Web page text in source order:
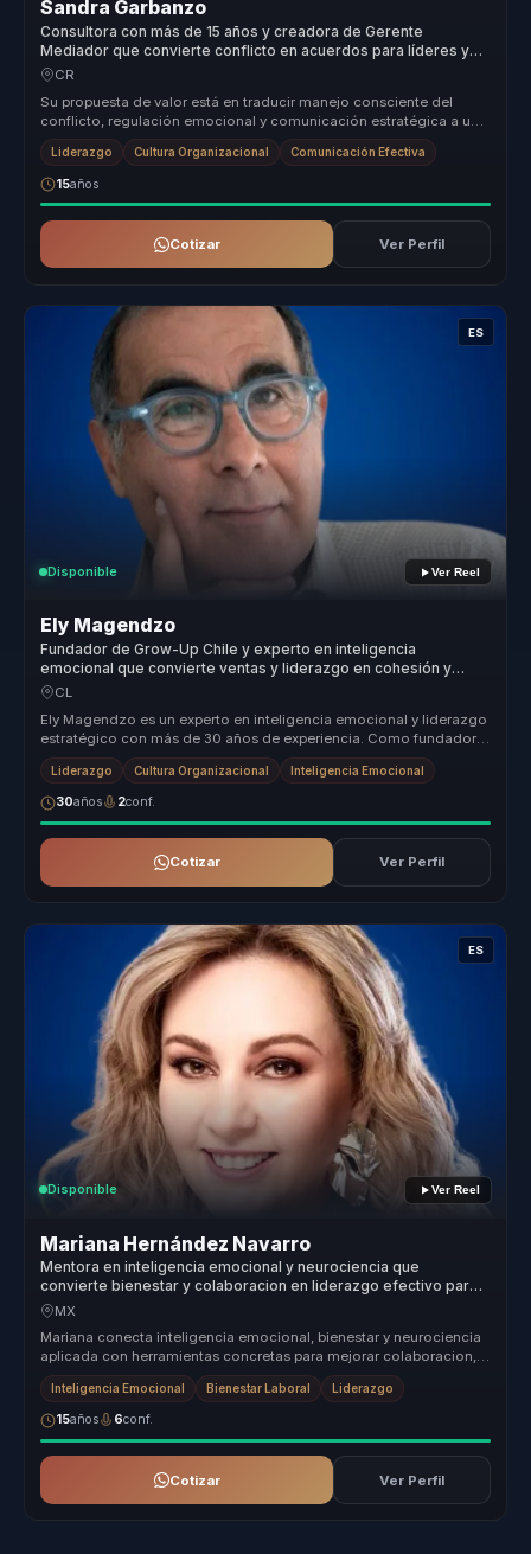
Sandra Garbanzo
Consultora con más de 15 años y creadora de Gerente
Mediador que convierte conflicto en acuerdos para líderes y
equipos.
CR
Su propuesta de valor está en traducir manejo consciente del
conflicto, regulación emocional y comunicación estratégica a una
conversació...
Liderazgo Cultura Organizacional Comunicación Efectiva
15años
Cotizar Ver Perfil
ES
Disponible Ver Reel
Ely Magendzo
Fundador de Grow-Up Chile y experto en inteligencia
emocional que convierte ventas y liderazgo en cohesión y
rendimiento para equipos comerciales.
CL
Ely Magendzo es un experto en inteligencia emocional y liderazgo
estratégico con más de 30 años de experiencia. Como fundador
de Grow-Up ...
Liderazgo Cultura Organizacional Inteligencia Emocional
30años 2conf.
Cotizar Ver Perfil
ES
Disponible Ver Reel
Mariana Hernández Navarro
Mentora en inteligencia emocional y neurociencia que
convierte bienestar y colaboracion en liderazgo efectivo para
empresas y equipos.
MX
Mariana conecta inteligencia emocional, bienestar y neurociencia
aplicada con herramientas concretas para mejorar colaboracion,
clima y l...
Inteligencia Emocional Bienestar Laboral Liderazgo
15años 6conf.
Cotizar Ver Perfil